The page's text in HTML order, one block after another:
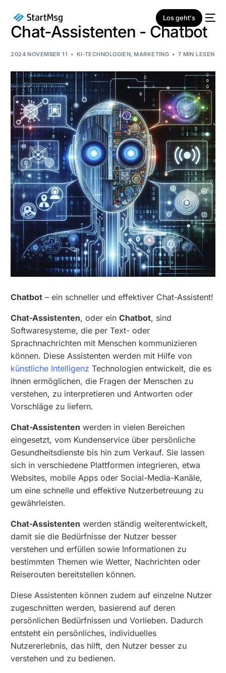
Los geht's
Chat-Assistenten - Chatbot
2024 NOVEMBER 11 KI-TECHNOLOGIEN,MARKETING 7 MIN LESEN
Chatbot – ein schneller und effektiver Chat-Assistent!
Chat-Assistenten, oder einChatbot, sind
Softwaresysteme, die per Text- oder
Sprachnachrichten mit Menschen kommunizieren
können. Diese Assistenten werden mit Hilfe von
künstliche Intelligenz Technologien entwickelt, die es
ihnen ermöglichen, die Fragen der Menschen zu
verstehen, zu interpretieren und Antworten oder
Vorschläge zu liefern.
Chat-Assistenten werden in vielen Bereichen
eingesetzt, vom Kundenservice über persönliche
Gesundheitsdienste bis hin zum Verkauf. Sie lassen
sich in verschiedene Plattformen integrieren, etwa
Websites, mobile Apps oder Social-Media-Kanäle,
um eine schnelle und effektive Nutzerbetreuung zu
gewährleisten.
Chat-Assistenten werden ständig weiterentwickelt,
damit sie die Bedürfnisse der Nutzer besser
verstehen und erfüllen sowie Informationen zu
bestimmten Themen wie Wetter, Nachrichten oder
Reiserouten bereitstellen können.
Diese Assistenten können zudem auf einzelne Nutzer
zugeschnitten werden, basierend auf deren
persönlichen Bedürfnissen und Vorlieben. Dadurch
entsteht ein persönliches, individuelles
Nutzererlebnis, das hilft, den Nutzer besser zu
verstehen und zu bedienen.
NEU